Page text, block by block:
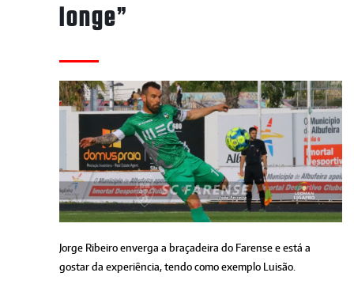
longe”
Jorge Ribeiro enverga a braçadeira do Farense e está a
gostar da experiência, tendo como exemplo Luisão.